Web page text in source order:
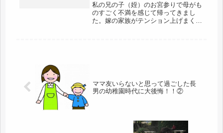
私の兄の子（姪）のお宮参りで母がも
のすごく不満を感じて帰ってきまし
た。嫁の家族がテンション上げまくっ
ママ友いらないと思って過ごした長
男の幼稚園時代に大後悔！！②